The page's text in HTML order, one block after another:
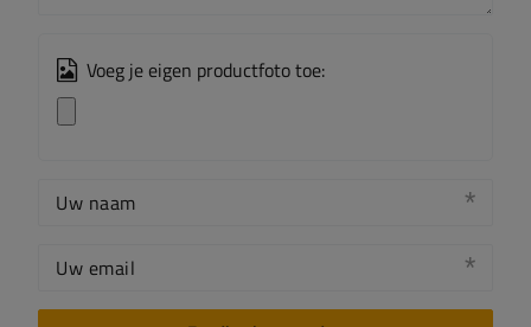
Voeg je eigen productfoto toe:
Uw naam
Uw email